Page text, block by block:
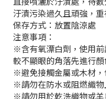
汙漬污染過久且頑強，
保存方式：放置陰涼處
注意事項：
※含有氧漂白劑，使用
較不顯眼的角落先進行
※避免接觸金屬或木材，
※請勿在防水或阻燃織物
※請勿用於乾洗織物或羊